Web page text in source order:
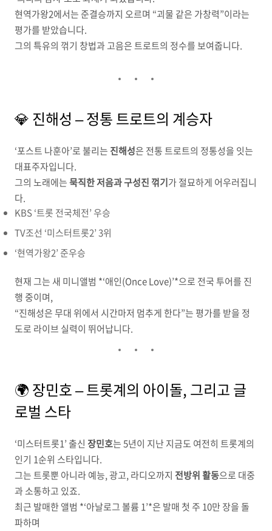
현역가왕2에서는 준결승까지 오르며 “괴물 같은 가창력”이라는
평가를 받았습니다.
그의 특유의 꺾기 창법과 고음은 트로트의 정수를 보여줍니다.
💎 진해성 – 정통 트로트의 계승자
‘포스트 나훈아’로 불리는 진해성은 전통 트로트의 정통성을 잇는
대표주자입니다.
그의 노래에는묵직한 저음과 구성진 꺾기가 절묘하게 어우러집니
다.
KBS ‘트롯 전국체전’ 우승
TV조선 ‘미스터트롯2’ 3위
‘현역가왕2’ 준우승
현재 그는 새 미니앨범 *‘애인(Once Love)’*으로 전국 투어를 진
행 중이며,
“진해성은 무대 위에서 시간마저 멈추게 한다”는 평가를 받을 정
도로 라이브 실력이 뛰어납니다.
🌍 장민호 – 트롯계의 아이돌, 그리고 글
로벌 스타
‘미스터트롯1’ 출신 장민호는 5년이 지난 지금도 여전히 트롯계의
인기 1순위 스타입니다.
그는 트롯뿐 아니라 예능, 광고, 라디오까지 전방위 활동으로 대중
과 소통하고 있죠.
최근 발매한 앨범 *‘아날로그 볼륨 1’*은 발매 첫 주 10만 장을 돌
파하며